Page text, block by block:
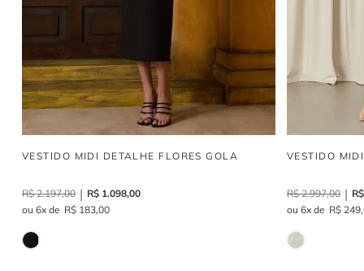
VESTIDO MIDI DETALHE FLORES GOLA
R$ 2.197,00 R$ 1.098,00
6
R$ 183,00
VESTIDO
R$ 2.997,00 R$
6
R$ 249,